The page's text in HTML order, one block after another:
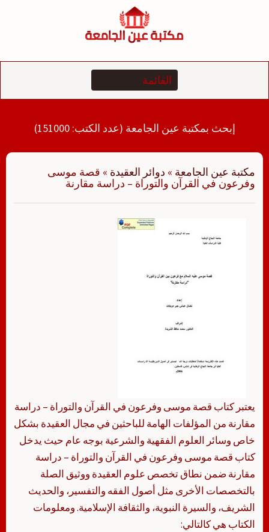
إبحث بمكتبة عين الجامعة (عدد الكتب: 151000)
مكتبة عين الجامعة » دوائر العقيدة » قصة موسى
وفرعون في القرآن والتوراة – دراسة مقارنة
يعتبر كتاب قصة موسى وفرعون في القرآن والتوراة – دراسة
مقارنة من المؤلفات الهامة للباحثين في مجال العقيدة بشكل
خاص وسائر العلوم الفقهية والشرعية بوجه عام حيث يدخل
كتاب قصة موسى وفرعون في القرآن والتوراة – دراسة
مقارنة ضمن نطاق تخصص علوم العقيدة ووثيق الصلة
بالتخصصات الأخرى مثل أصول الفقه والتفسير، والحديث
الشريف، والسيرة النبوية، والثقافة الإسلامية. ومعلومات
الكتاب هي كالتالي: